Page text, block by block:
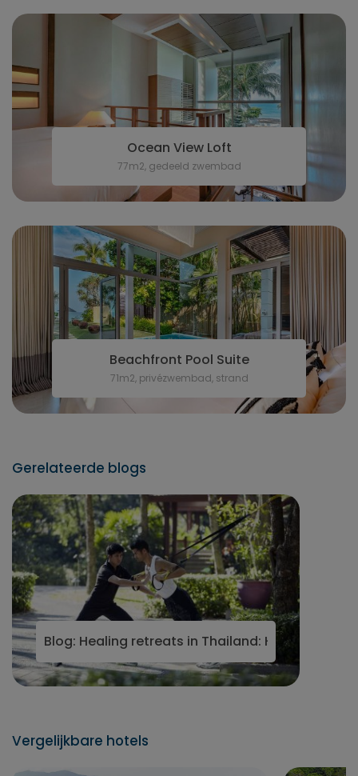
Ocean View Loft
77m2, gedeeld zwembad
Beachfront Pool Suite
71m2, privézwembad, strand
Gerelateerde blogs
Blog: Healing retreats in Thailand: Hoe vind je
Vergelijkbare hotels